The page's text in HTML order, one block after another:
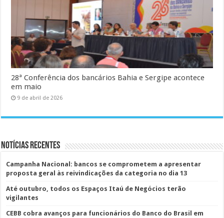
28ª Conferência dos bancários Bahia e Sergipe acontece
em maio
9 de abril de 2026
Notícias Recentes
Campanha Nacional: bancos se comprometem a apresentar
proposta geral às reivindicações da categoria no dia 13
Até outubro, todos os Espaços Itaú de Negócios terão
vigilantes
CEBB cobra avanços para funcionários do Banco do Brasil em